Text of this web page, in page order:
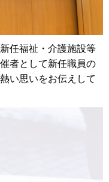
任福祉・介護施設等
者として新任職員の
い思いをお伝えして